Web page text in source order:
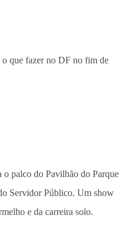
o palco do Pavilhão do Parque
Servidor Público. Um show
e da carreira solo.